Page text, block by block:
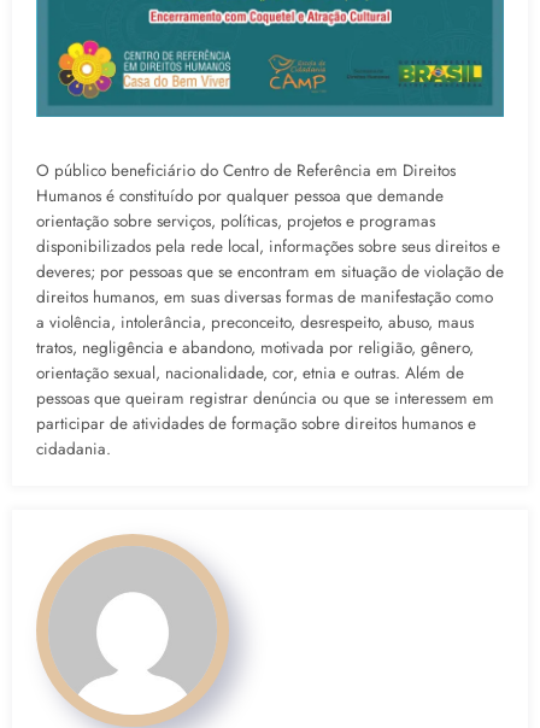
O público beneficiário do Centro de Referência em Direitos
Humanos é constituído por qualquer pessoa que demande
orientação sobre serviços, políticas, projetos e programas
disponibilizados pela rede local, informações sobre seus direitos e
deveres; por pessoas que se encontram em situação de violação de
direitos humanos, em suas diversas formas de manifestação como
a violência, intolerância, preconceito, desrespeito, abuso, maus
tratos, negligência e abandono, motivada por religião, gênero,
orientação sexual, nacionalidade, cor, etnia e outras. Além de
pessoas que queiram registrar denúncia ou que se interessem em
participar de atividades de formação sobre direitos humanos e
cidadania.